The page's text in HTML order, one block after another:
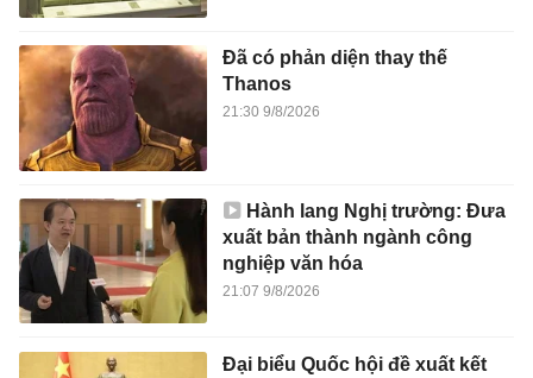
Đã có phản diện thay thế
Thanos
21:30 9/8/2026
Hành lang Nghị trường: Đưa
xuất bản thành ngành công
nghiệp văn hóa
21:07 9/8/2026
Đại biểu Quốc hội đề xuất kết